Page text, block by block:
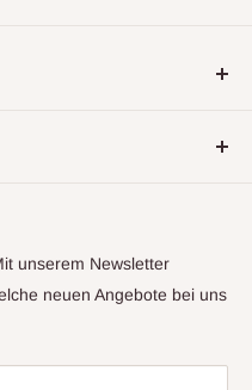
ein großes Sortiment
sorgfältiger Prüfung mal
haben, welcher
sie uns bitte
unserem Newsletter
neuen Angebote bei uns